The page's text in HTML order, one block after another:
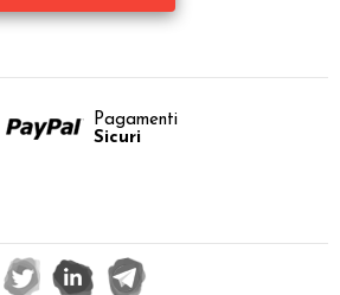
Pagamenti
Sicuri